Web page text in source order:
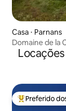
Casa ⋅ Parnans
Domaine de la
Entre os
Preferido